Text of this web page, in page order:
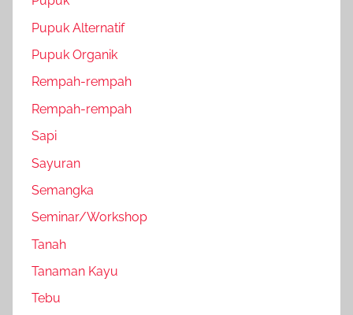
Pupuk Alternatif
Pupuk Organik
Rempah-rempah
Rempah-rempah
Sapi
Sayuran
Semangka
Seminar/Workshop
Tanah
Tanaman Kayu
Tebu